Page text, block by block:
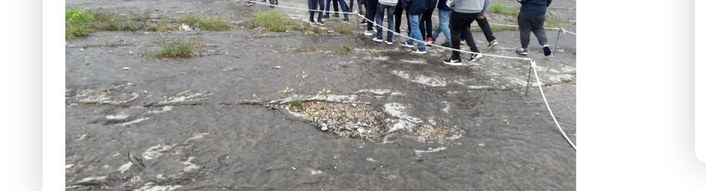
Parceiros
Notícias
Contactos
Área Reservada